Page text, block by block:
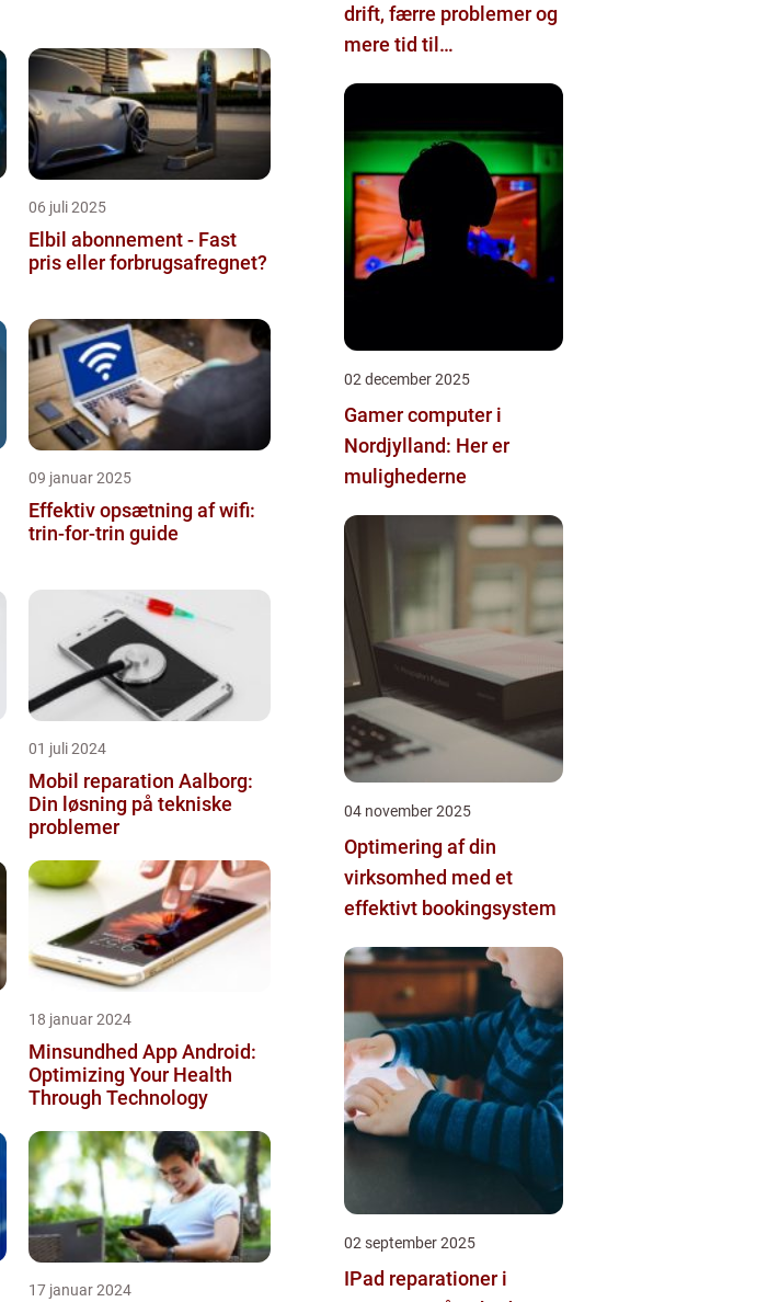
06 juli 2025
Elbil abonnement - Fast
pris eller forbrugsafregnet?
09 januar 2025
Effektiv opsætning af wifi:
trin-for-trin guide
01 juli 2024
Mobil reparation Aalborg:
Din løsning på tekniske
problemer
18 januar 2024
Minsundhed App Android:
Optimizing Your Health
Through Technology
17 januar 2024
drift, færre problemer og
mere tid til
02 december 2025
Gamer computer i
Nordjylland: Her er
mulighederne
04 november 2025
Optimering af din
virksomhed med et
effektivt bookingsystem
02 september 2025
IPad reparationer i